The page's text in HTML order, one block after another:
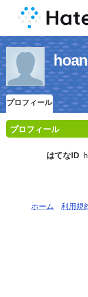
プロフィール
プロフィール
はてなID
ホーム - 利用規